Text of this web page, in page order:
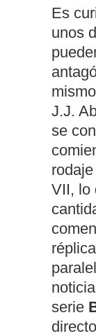
Es
unos
J.J.
se
VII, lo
serie